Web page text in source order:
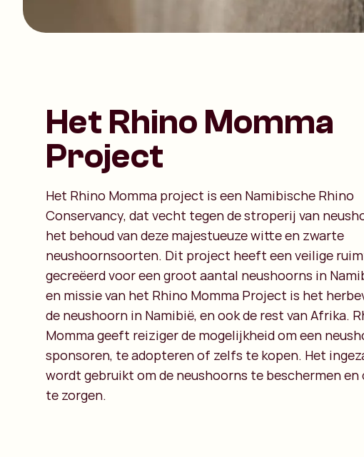
Het Rhino Momma
Project
Het Rhino Momma project is een Namibische Rhino
Conservancy, dat vecht tegen de stroperij van
het behoud van deze majestueuze witte en zwarte
neushoornsoorten. Dit project heeft een veilige
gecreëerd voor een groot aantal neushoorns in
en missie van het Rhino Momma Project is het
de neushoorn in Namibië, en ook de rest van Afrika.
Momma geeft reiziger de mogelijkheid om een
sponsoren, te adopteren of zelfs te kopen. Het
wordt gebruikt om de neushoorns te beschermen en
te zorgen.